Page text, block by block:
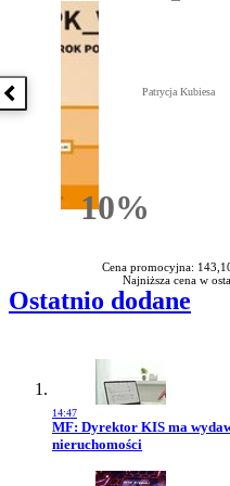
Poprzednia książka
10%Rabatu
Patrycja Kubiesa
Cena promocyjna:
Najniższa cena w
Ostatnio dodane
14:47
Przejdź do artykułu:
MF: Dyrektor KIS ma
nieruchomości